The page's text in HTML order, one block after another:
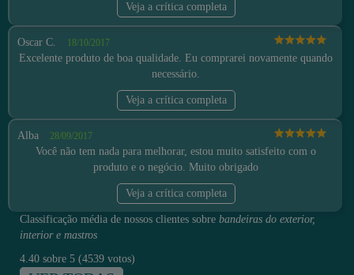
Veja a crítica completa
Oscar C. 18/10/2017
Excelente produto de boa qualidade. Eu comprarei novamente quando
necessário.
Veja a crítica completa
Alba 28/09/2017
Você não tem nada para melhorar, estou muito satisfeito com o
produto e o negócio. Muito obrigado
Veja a crítica completa
Classificação média de nossos clientes sobre bandeiras do exterior,
interior e mastros
4.40 sobre 5 (4539 votos)